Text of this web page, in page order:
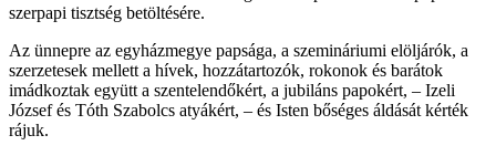
szerpapi tisztség betöltésére.
Az ünnepre az egyházmegye papsága, a szemináriumi elöljárók, a
szerzetesek mellett a hívek, hozzátartozók, rokonok és barátok
imádkoztak együtt a szentelendőkért, a jubiláns papokért, – Izeli
József és Tóth Szabolcs atyákért, – és Isten bőséges áldását kérték
rájuk.